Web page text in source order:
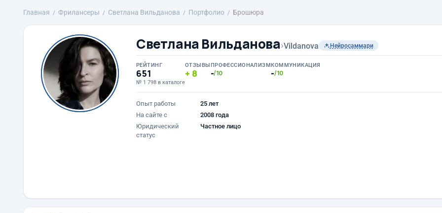
Главная Фрилансеры Светлана Вильданова Портфолио Брошюра
Светлана Вильданова›Vildanova Нейросаммари
РЕЙТИНГ
651
№ 1 798 в каталоге
ОТЗЫВЫ
8
ПРОФЕССИОНАЛИЗМ
-/10
КОММУНИКАЦИЯ
-/10
Опыт работы
25 лет
На сайте с
2008 года
Юридический
статус
Частное лицо